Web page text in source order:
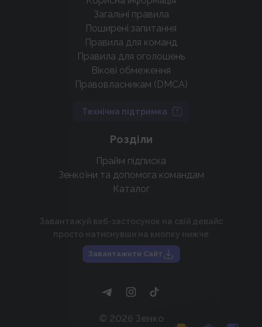
Загальні правила
Поширені запитання
Правила для команд
Правила для оголошень
Вікові обмеження
Правовласникам (DMCA)
Технічна підтримка
Розділи
Прайм підписка
Зенкоїни та допомога командам
Каталог
Завантажуй веб-застосунок на свій девайс
просто натиснувши на кнопку нижче
Завантажити Сайт
© 2026 Зенко